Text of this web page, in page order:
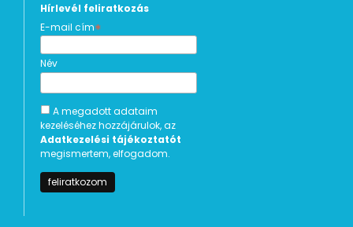
Hírlevél feliratkozás
E-mail cím*
Név
A megadott adataim
kezeléséhez hozzájárulok, az
Adatkezelési tájékoztatót
megismertem, elfogadom.